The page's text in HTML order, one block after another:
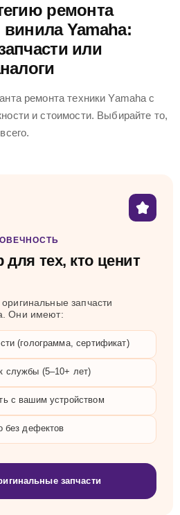
ремонта
Yamaha:
или
ремонта техники Yamaha с
и стоимости. Выбирайте то,
тех, кто ценит
запчасти
Они имеют:
(голограмма, сертификат)
службы (5–10+ лет)
с вашим устройством
без дефектов
запчасти